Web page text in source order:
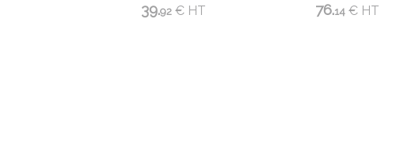
39.92 € HT 76.14 € HT